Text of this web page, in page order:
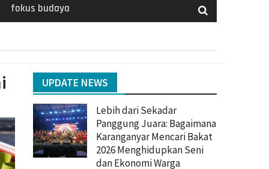
fokus budaya
UPDATE NEWS
Lebih dari Sekadar
Panggung Juara: Bagaimana
Karanganyar Mencari Bakat
2026 Menghidupkan Seni
dan Ekonomi Warga